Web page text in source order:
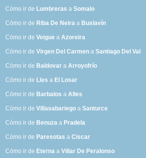
Cómo ir de Lumbreras aSomalo
Cómo ir de Riba De Neira a Buslavín
Cómo ir deVeigue aAzoreira
Cómo ir deVirgen Del Carmen aSantiago Del Val
Cómo ir de Baldovar aArroyofrío
Cómo ir de Lles a El Losar
Cómo ir de Barbalos aAlles
Cómo ir deVillasabariego aSanturce
Cómo ir de Benuza a Pradela
Cómo ir de Paresotas aCiscar
Cómo ir de Eterna aVillar De Peralonso